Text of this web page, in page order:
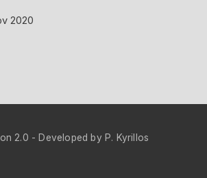
2020
2.0 - Developed by P. Kyrillos